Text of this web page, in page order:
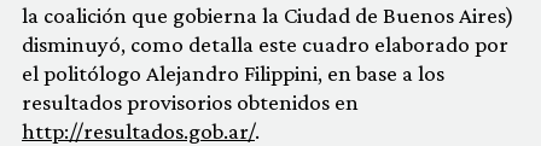
la coalición que gobierna la Ciudad de Buenos Aires)
disminuyó, como detalla este cuadro elaborado por
el politólogo Alejandro Filippini, en base a los
resultados provisorios obtenidos en
http://resultados.gob.ar/.